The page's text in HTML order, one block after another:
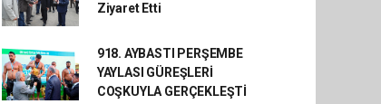
Ziyaret Etti
918. AYBASTI PERŞEMBE
YAYLASI GÜREŞLERİ
COŞKUYLA GERÇEKLEŞTİ